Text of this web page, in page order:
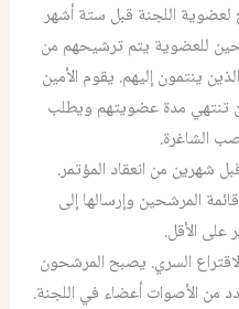
لعضوية اللجنة قبل ستة أشهر
للعضوية يتم ترشيحهم من
ينتمون إليهم. يقوم الأمين
تنتهي مدة عضويتهم ويطلب
الشاغرة.
شهرين من انعقاد المؤتمر.
المرشحين وإرسالها إلى
على الأقل.
السري. يصبح المرشحون
من الأصوات أعضاء في اللجنة.